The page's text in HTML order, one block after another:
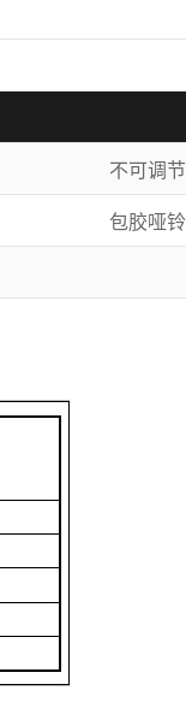
不可调节
包胶哑铃